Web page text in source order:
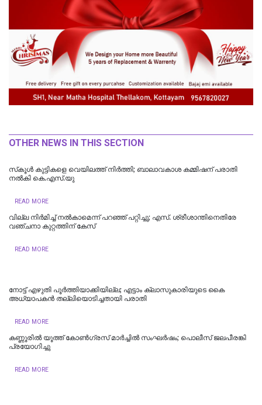
OTHER NEWS IN THIS SECTION
സ്‌കൂള്‍ കുട്ടികളെ വെയിലത്ത് നിര്‍ത്തി; ബാലാവകാശ കമ്മിഷന് പരാതി
നല്‍കി കെ.എസ്.യു
READ MORE
വില്ല നിർമിച്ച് നൽകാമെന്ന് പറഞ്ഞ് പറ്റിച്ചു; എസ്. ശ്രീശാന്തിനെതിരേ
വഞ്ചനാ കുറ്റത്തിന് കേസ്
READ MORE
നോട്ട് എഴുതി പൂർത്തിയാക്കിയില്ല; എട്ടാം ക്ലാസുകാരിയുടെ കൈ
അധ്യാപകന്‍ തല്ലിയൊടിച്ചതായി പരാതി
READ MORE
കണ്ണൂരിൽ യൂത്ത് കോൺ​ഗ്രസ് മാർച്ചിൽ സംഘർഷം; പൊലീസ് ജലപീരങ്കി
പ്രയോ​ഗിച്ചു
READ MORE